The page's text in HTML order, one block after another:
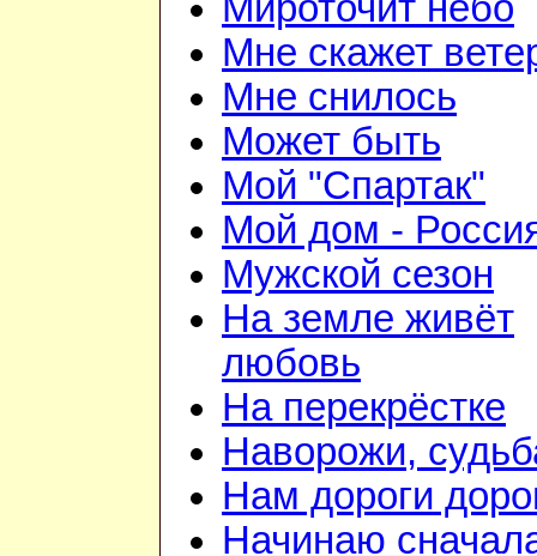
Мироточит небо
Мне скажет
Мне снилось
Может быть
Мой "Спартак"
Мой дом -
Мужской сезон
На земле живёт
любовь
На перекрёстке
Наворожи,
Нам дороги
Начинаю